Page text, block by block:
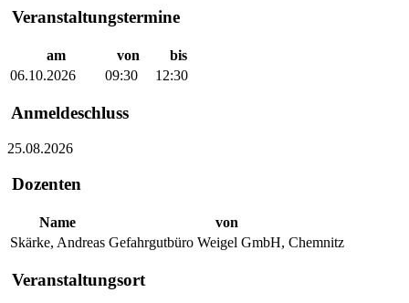
Veranstaltungstermine
am von
bis
06.10.2026
09:30 12:30
Anmeldeschluss
25.08.2026
Dozenten
Name
von
Skärke, Andreas Gefahrgutbüro Weigel GmbH, Chemnitz
Veranstaltungsort